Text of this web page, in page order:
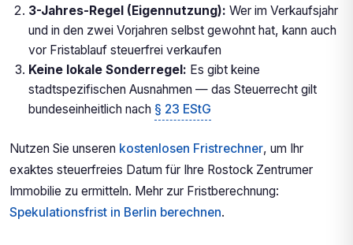
3-Jahres-Regel (Eigennutzung): Wer im Verkaufsjahr
und in den zwei Vorjahren selbst gewohnt hat, kann auch
vor Fristablauf steuerfrei verkaufen
Keine lokale Sonderregel: Es gibt keine
stadtspezifischen Ausnahmen — das Steuerrecht gilt
bundeseinheitlich nach § 23 EStG
Nutzen Sie unseren kostenlosen Fristrechner, um Ihr
exaktes steuerfreies Datum für Ihre Rostock Zentrumer
Immobilie zu ermitteln. Mehr zur Fristberechnung:
Spekulationsfrist in Berlin berechnen.